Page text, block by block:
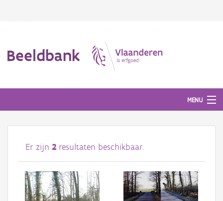
Beeldbank
MENU
Afbeeldingen
#BeeldIndeKijker
Hergebruik
Er zijn 2 resultaten beschikbaar.